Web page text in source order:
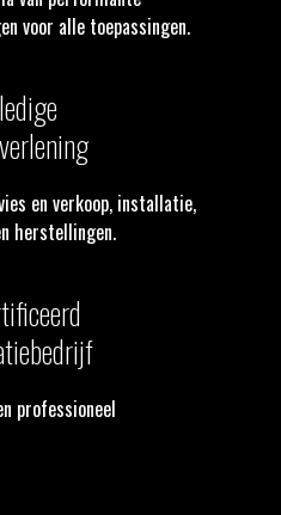
voor alle toepassingen.
en verkoop, installatie,
herstellingen.
professioneel